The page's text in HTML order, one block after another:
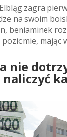
zagra
na swoim
beniaminek
mając
nie
naliczyć